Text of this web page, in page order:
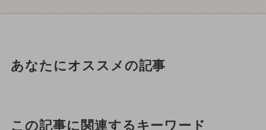
あなたにオススメの記事
この記事に関連するキーワード